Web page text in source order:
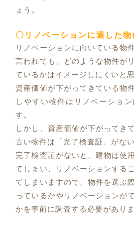
ょう。
〇リノベーションに適した物
リノベーションに向いている物
言われても、どのような物件が
ているかはイメージしにくいと思
資産価値が下がってきている物
しやすい物件はリノベーショ
す。
しかし、資産価値が下がってき
古い物件は「完了検査証」がな
完了検査証がないと、建物は使
てしまい、リノベーションする
てしまいますので、物件を選ぶ
っているかやリノベーションが
かを事前に調査する必要がありま